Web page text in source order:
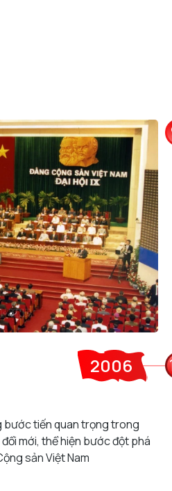
2006
bước tiến quan trọng trong
mới, thể hiện bước đột phá
sản Việt Nam